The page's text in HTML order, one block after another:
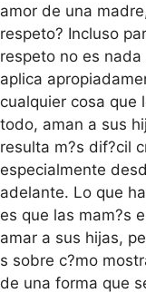
amor de una
respeto? Incluso
respeto no es
aplica
cualquier cosa que
todo, aman a sus
resulta m?s dif?cil
especialmente
adelante. Lo que
es que las mam?s
amar a sus hijas,
s sobre c?mo
de una forma que